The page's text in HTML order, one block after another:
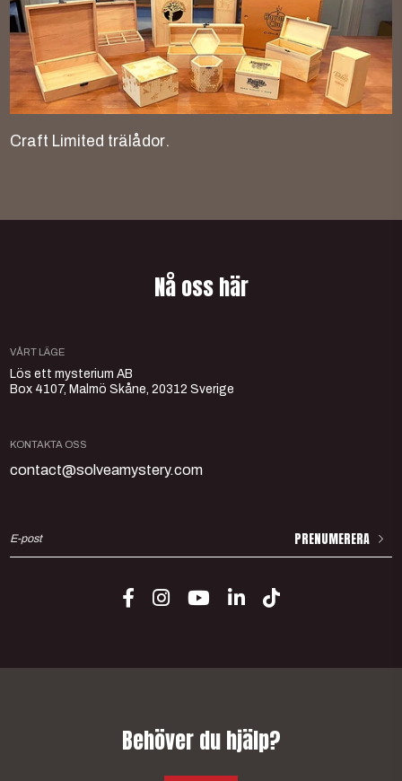
Craft Limited trä ådor.
Nå oss här
VÅRT LÄGE
Lös ett mysterium AB
Box 4107, Malmö Skåne, 20312 Sverige
KONTAKTA OSS
contact@solveamystery.com
PRENUMERERA
Behöver du hjälp?